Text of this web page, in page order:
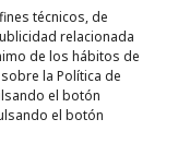
técnicos, de
relacionada
de los hábitos de
la Política de
el botón
el botón
y el